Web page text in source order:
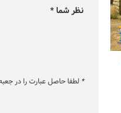
نظر شما *
* لطفا حاصل عبارت را در